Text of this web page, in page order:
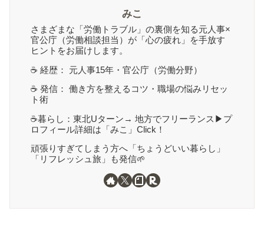
みこ
さまざまな「労働トラブル」の裏側を知る元人事×
官公庁（労働相談担当）が「心の疲れ」を手放す
ヒントをお届けします。
☕️ 経歴： 元人事15年・官公庁（労働分野）
☕️ 発信： 働き方を整えるコツ・職場の悩みリセッ
ト術
☕️暮らし：東北Uターン→ 地方でフリーランス▶︎プ
ロフィール詳細は「みこ」Click！
頑張りすぎてしまう方へ「ちょうどいい暮らし」
「リフレッシュ旅」も発信🌱